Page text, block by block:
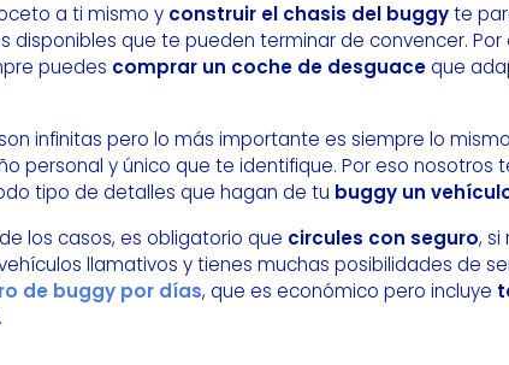
a ti mismo y construir el chasis del buggyte
disponibles que te pueden terminar de convencer.
puedes comprar un coche de desguaceque
infinitas pero lo más importante es siempre lo
personal y único que te identifique. Por eso
tipo de detalles que hagan de tu buggy un
los casos, es obligatorio que circules con seguro,
llamativos y tienes muchas posibilidades de
de buggy por días, que es económico pero incluye